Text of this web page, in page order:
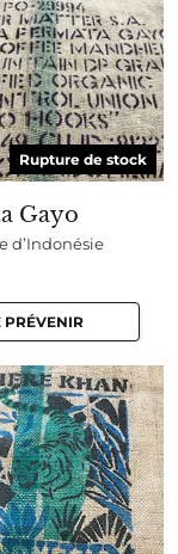
Rupture de stock
Gayo
d’Indonésie
PRÉVENIR